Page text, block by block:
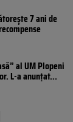
7 ani de
al UM Plopeni
L-a anunțat...